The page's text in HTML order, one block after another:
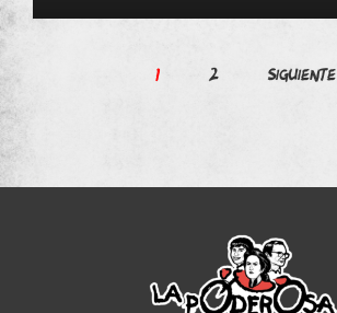
Paginación
1 2 Siguiente